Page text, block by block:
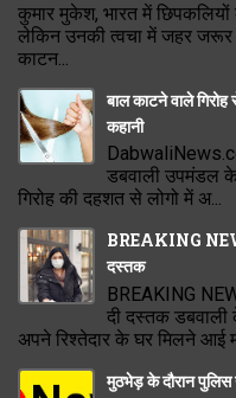
कुमार मुकेश, भारत में छिपकलियों
लेकिन उनकी त्वचा में जहर जरूर
काटन...
बाल काटने वाले
कहानी
डबवाली उपमंडल
गिरोह की दहशत से लोगो में अ...
BREAKING
दस्तक
BREAKING
दी दस्तक
अपने रिश्तेदार के घर मिलने आई
मुठभेड़ के दौरान पुलिस